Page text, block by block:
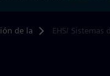
de la EHS/ Sistemas